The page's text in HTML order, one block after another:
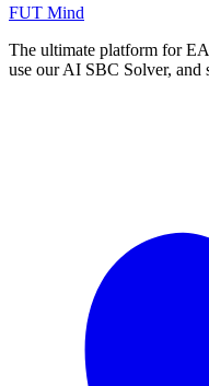
FUT Mind
The ultimate platform for
use our AI SBC Solver, and